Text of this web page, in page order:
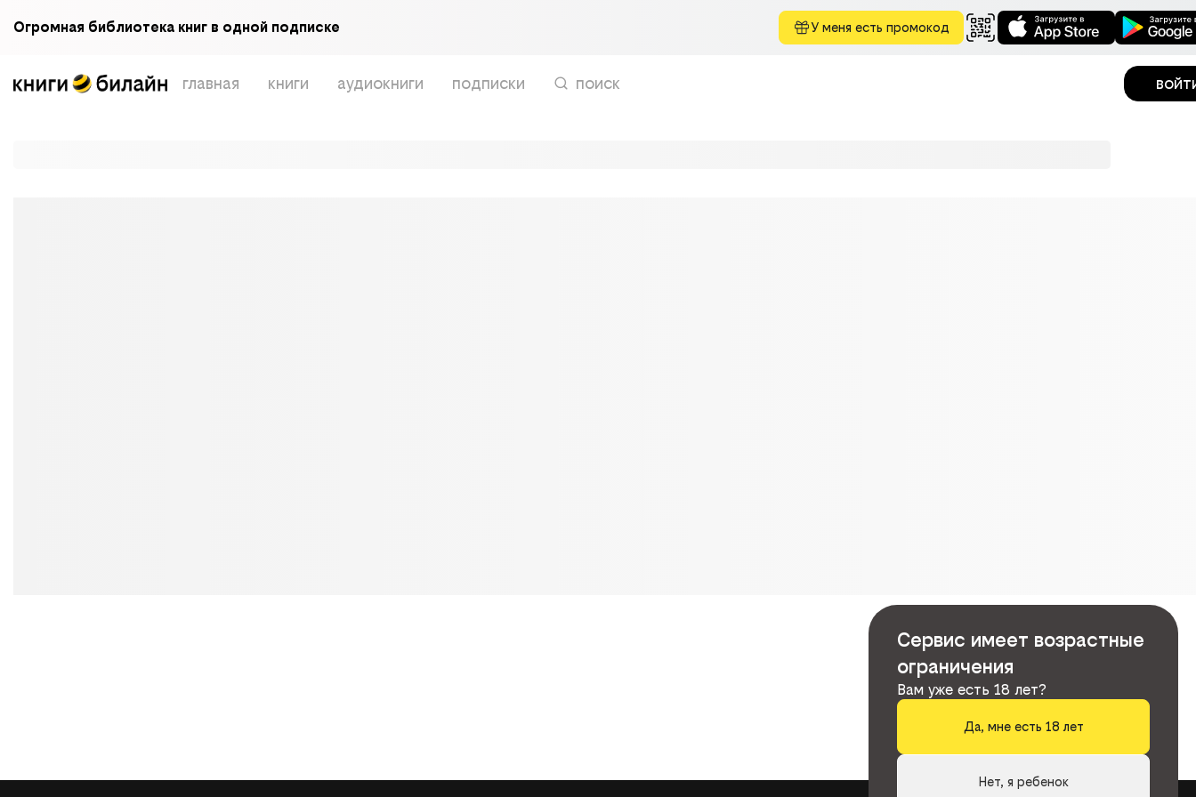
Огромная библиотека книг в одной подписке У меня есть промокод
главная книги аудиокниги подписки поиск
Сервис имеет возрастные
ограничения
Вам уже есть 18 лет?
Да, мне есть 18 лет
Нет, я ребенок